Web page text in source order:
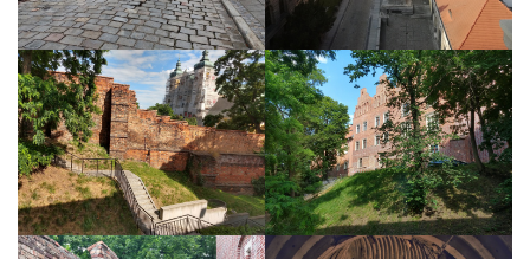
Archiwum konsultacji
Galeria
Kontakt
Dla mediów